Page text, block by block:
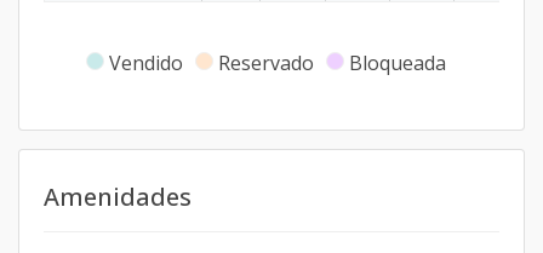
Vendido Reservado Bloqueada
Amenidades